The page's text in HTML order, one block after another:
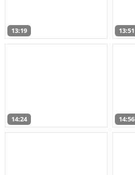
13:19 13:51
14:24 14:56